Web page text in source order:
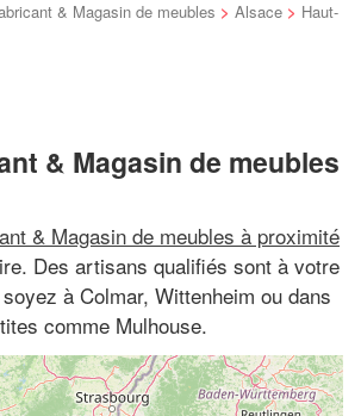
& Magasin de meubles > Alsace > Haut-
& Magasin de meubles
& Magasin de meubles à proximité
Des artisans qualifiés sont à votre
à Colmar, Wittenheim ou dans
comme Mulhouse.